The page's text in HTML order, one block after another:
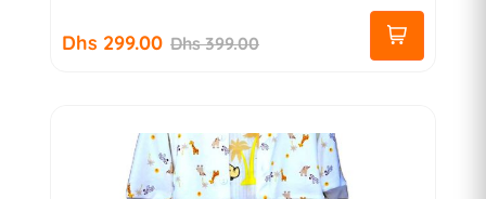
Dhs 299.00 Dhs 399.00